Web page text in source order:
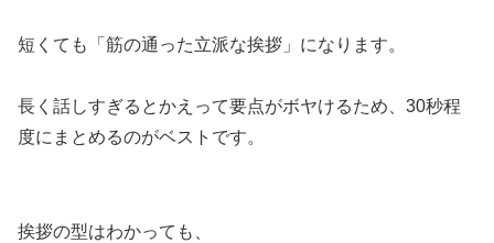
短くても「筋の通った立派な挨拶」になります。
長く話しすぎるとかえって要点がボヤけるため、30秒程
度にまとめるのがベストです。
挨拶の型はわかっても、